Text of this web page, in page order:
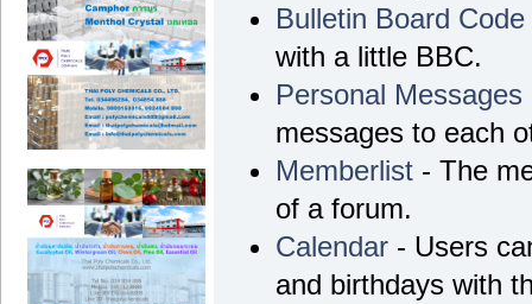
Bulletin Board
with a little BBC.
Personal Messages
messages to each
Memberlist - The
of a forum.
Calendar - Users
and birthdays with